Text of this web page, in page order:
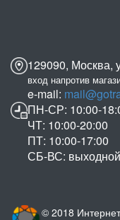
129090, Москва,
вход напротив
e-mail:
ПН-СР: 10:00-
ЧТ: 10:00-20:00
ПТ: 10:00-17:00
СБ-ВС: выходной
© 2018